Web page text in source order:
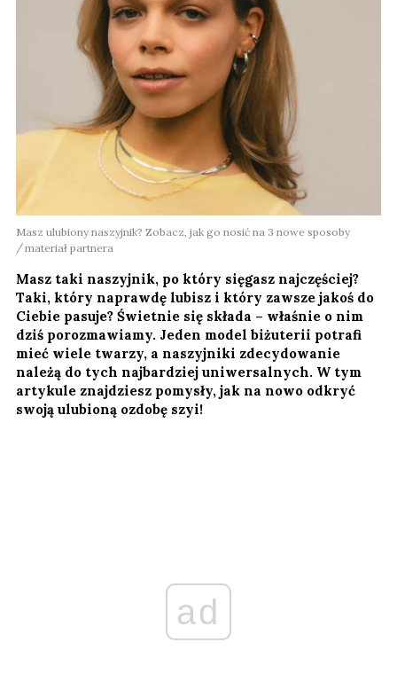
Masz ulubiony naszyjnik? Zobacz, jak go nosić na 3 nowe sposoby
materiał partnera
Masz taki naszyjnik, po który sięgasz najczęściej?
Taki, który naprawdę lubisz i który zawsze jakoś do
Ciebie pasuje? Świetnie się składa – właśnie o nim
dziś porozmawiamy. Jeden model biżuterii potrafi
mieć wiele twarzy, a naszyjniki zdecydowanie
należą do tych najbardziej uniwersalnych. W tym
artykule znajdziesz pomysły, jak na nowo odkryć
swoją ulubioną ozdobę szyi!
ad